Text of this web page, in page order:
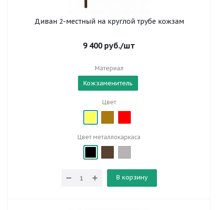
Диван 2-местный на круглой трубе кожзам
9 400руб./шт
Материал
Кожзаменитель
Цвет
Цвет металлокаркаса
В корзину